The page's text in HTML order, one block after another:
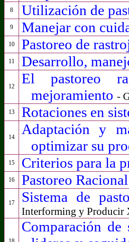
8 Utilización de
9 Manejar con
10 Pastoreo de
11 Desarrollo,
12
El pastoreo
mejoramiento -
13 Rotaciones en
14
Adaptación y
optimizar su
15 Criterios para la
16 Pastoreo
17 Sistema de
Interforming y Producir
Comparación